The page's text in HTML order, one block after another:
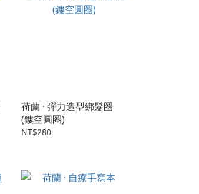
荷蘭 · 彈力造型綁髮圈
(鏤空圓圈)
NT$280